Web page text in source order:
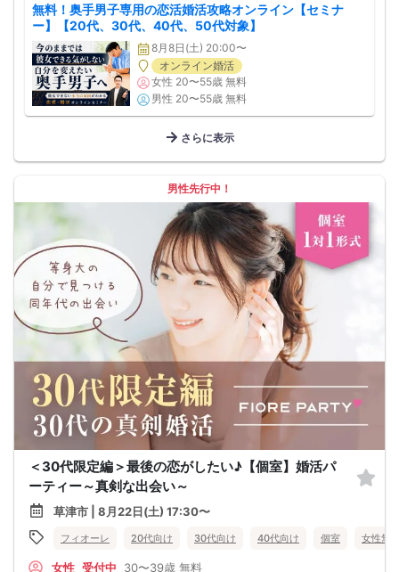
無料！奥手男子専用の恋活婚活攻略オンライン【セミナ
ー】【20代、30代、40代、50代対象】
8月8日(土) 20:00〜
オンライン婚活
女性 20〜55歳 無料
男性 20〜55歳 無料
さらに表示
男性先行中！
＜30代限定編＞最後の恋がしたい♪【個室】婚活パ
ーティー～真剣な出会い～
草津市 | 8月22日(土) 17:30〜
フィオーレ 20代向け 30代向け 40代向け 個室 女性無
女性 受付中 30〜39歳 無料